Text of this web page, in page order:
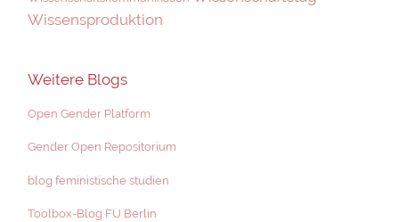
Wissensproduktion
Weitere Blogs
Open Gender Platform
Gender Open Repositorium
blog feministische studien
Toolbox-Blog FU Berlin